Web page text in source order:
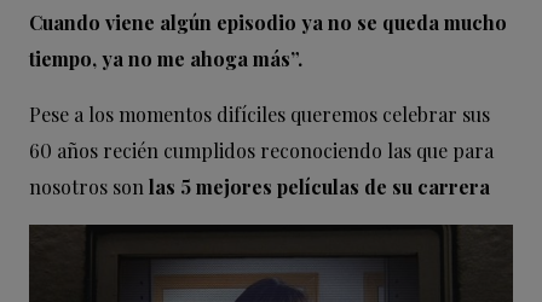
Cuando viene algún episodio ya no se queda mucho
tiempo, ya no me ahoga más”.
Pese a los momentos difíciles queremos celebrar sus
60 años recién cumplidos reconociendo las que para
nosotros son las 5 mejores películas de su carrera